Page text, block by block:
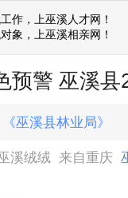
作，上巫溪人才网！
象，上巫溪相亲网！
预警 巫溪
《巫溪县林业局》
溪绒绒 来自重庆